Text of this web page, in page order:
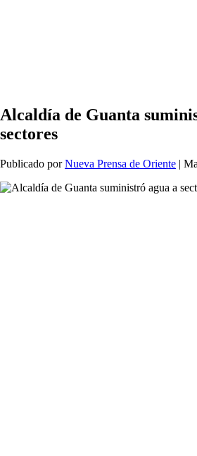
Alcaldía de Guanta
sectores
Publicado porNueva Prensa de Oriente |